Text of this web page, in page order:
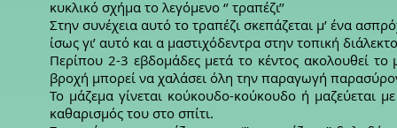
κυκλικό σχήμα το λεγόμενο ‘’ τραπέζι’’
Στην συνέχεια αυτό το τραπέζι σκεπάζεται μ’ ένα
ίσως γι’ αυτό και α μαστιχόδεντρα στην τοπική
Περίπου 2-3 εβδομάδες μετά το κέντος ακολουθεί
βροχή μπορεί να χαλάσει όλη την παραγωγή
Το μάζεμα γίνεται κούκουδο-κούκουδο ή μαζεύεται
καθαρισμός του στο σπίτι.